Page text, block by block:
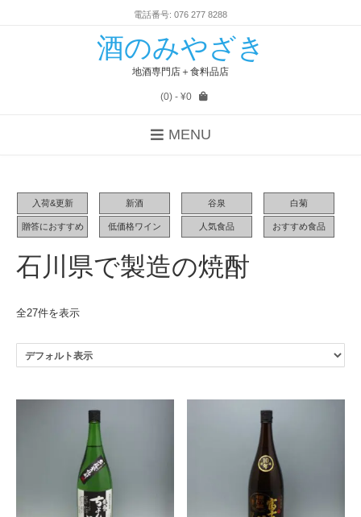
電話番号: 076 277 8288
酒のみやざき
地酒専門店＋食料品店
(0)- ¥0
MENU
入荷&更新 新酒 谷泉 白菊
贈答におすすめ 低価格ワイン 人気食品 おすすめ食品
石川県で製造の焼酎
全27件を表示